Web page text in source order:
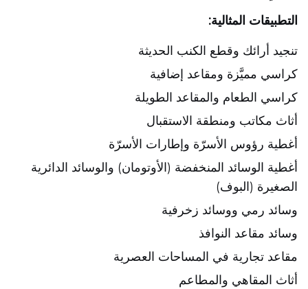
التطبيقات المثالية:
تنجيد أرائك وقطع الكنب الحديثة
كراسي مميَّزة ومقاعد إضافية
كراسي الطعام والمقاعد الطويلة
أثاث مكاتب ومنطقة الاستقبال
أغطية رؤوس الأسرّة وإطارات الأسرّة
أغطية الوسائد المنخفضة (الأوتومان) والوسائد الدائرية
الصغيرة (البوف)
وسائد رمي ووسائد زخرفية
وسائد مقاعد النوافذ
مقاعد تجارية في المساحات العصرية
أثاث المقاهي والمطاعم